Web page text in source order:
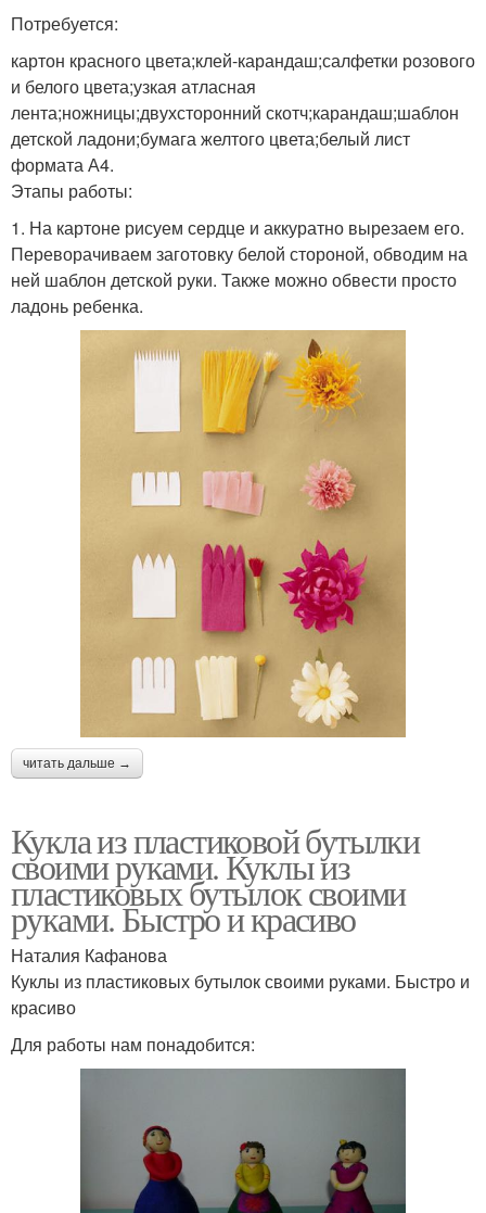
Потребуется:
картон красного цвета;клей-карандаш;салфетки розового
и белого цвета;узкая атласная
лента;ножницы;двухсторонний скотч;карандаш;шаблон
детской ладони;бумага желтого цвета;белый лист
формата А4.
Этапы работы:
1. На картоне рисуем сердце и аккуратно вырезаем его.
Переворачиваем заготовку белой стороной, обводим на
ней шаблон детской руки. Также можно обвести просто
ладонь ребенка.
читать дальше →
Кукла из пластиковой бутылки
своими руками. Куклы из
пластиковых бутылок своими
руками. Быстро и красиво
Наталия Кафанова
Куклы из пластиковых бутылок своими руками. Быстро и
красиво
Для работы нам понадобится: